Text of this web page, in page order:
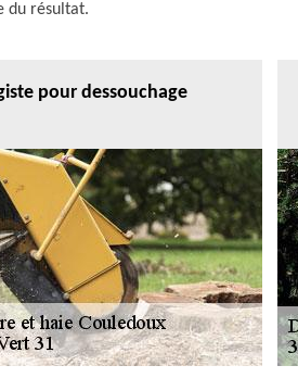
du résultat.
pour dessouchage